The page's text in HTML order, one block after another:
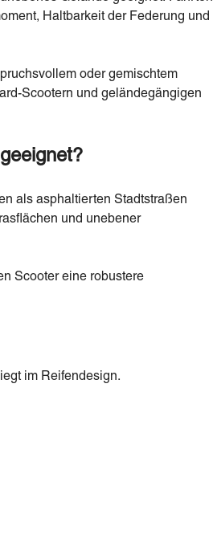
Haltbarkeit der Federung und
oder gemischtem
Scootern und geländegängigen
als asphaltierten Stadtstraßen
und unebener
Scooter eine robustere
im Reifendesign.